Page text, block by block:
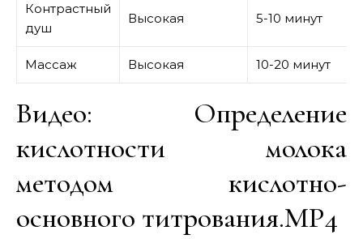
Контрастный
душ
Высокая 5-10 минут
Массаж Высокая 10-20 минут
Видео: Определение
кислотности молока
методом кислотно-
основного титрования.MP4